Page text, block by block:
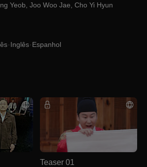
Yeob Joo Woo Jae Cho Yi Hyun
Inglês Espanhol
Teaser 01